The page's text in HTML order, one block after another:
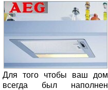
Для того чтобы ваш дом
всегда был наполнен